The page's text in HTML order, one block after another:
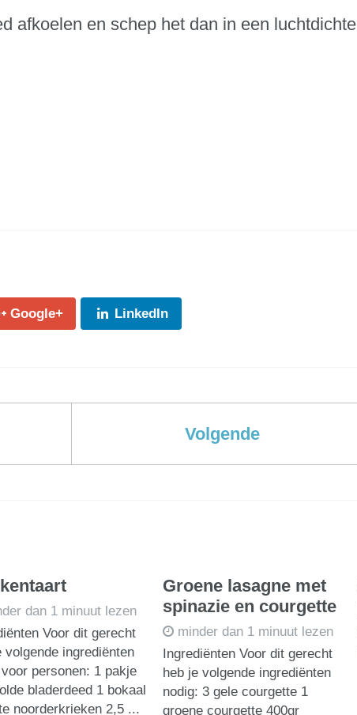
afkoelen en schep het dan in een luchtdichte
Google+ LinkedIn
Volgende
dan 1 minuut lezen
Voor dit gerecht
volgende ingrediënten
personen: 1 pakje
bladerdeed 1 bokaal
noorderkrieken 2,5 ...
Groene lasagne met
spinazie en courgette
minder dan 1 minuut lezen
Ingrediënten Voor dit gerecht
heb je volgende ingrediënten
nodig: 3 gele courgette 1
groene courgette 400gr